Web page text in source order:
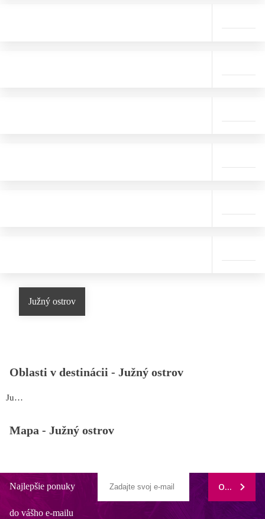
Južný ostrov
Oblasti v destinácii - Južný ostrov
Južný ostrov
Mapa - Južný ostrov
Najlepšie ponuky
do vášho e-mailu
ODOBERAŤ